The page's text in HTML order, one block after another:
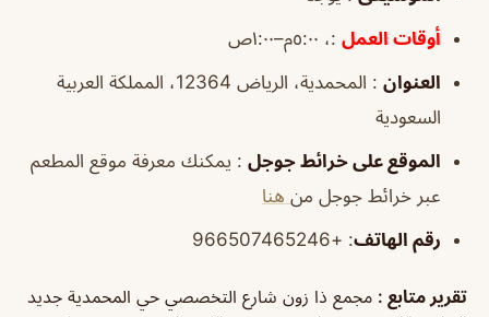
أوقات العمل :، ٥:٠٠م–١:٠٠ص
العنوان
: المحمدية، الرياض 12364، المملكة العربية
السعودية
الموقع على خرائط جوجل : يمكنك معرفة موقع المطعم
عبر خرائط جوجل من هنا
رقم الهاتف: +966507465246
تقرير متابع : مجمع ذا زون شارع التخصصي حي المحمدية جديد